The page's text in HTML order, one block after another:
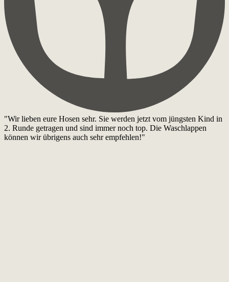
"Wir lieben eure Hosen sehr. Sie werden jetzt vom jüngsten Kind in
2. Runde getragen und sind immer noch top. Die Waschlappen
können wir übrigens auch sehr empfehlen!"